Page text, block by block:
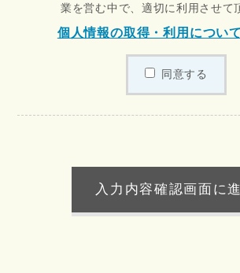
業を営む中で、適切に利用させて
個人情報の取得・利用につい
同意する